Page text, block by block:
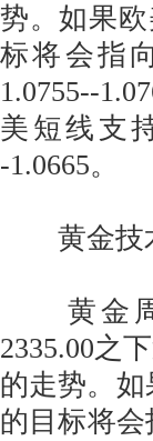
势。如果
标将会指
1.0755--
美短线支
-1.0665。
黄金技
黄金周
2335.00之
的走势。如
的目标将会